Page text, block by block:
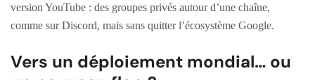
version YouTube : des groupes privés autour d’une chaîne,
comme sur Discord, mais sans quitter l’écosystème Google.
Vers un déploiement mondial… ou